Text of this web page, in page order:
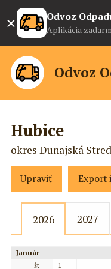
× Odvoz
Aplikácia
Odvoz
Hubice
okres Dunajská
Upraviť Export
2026 2027
Január
št
1